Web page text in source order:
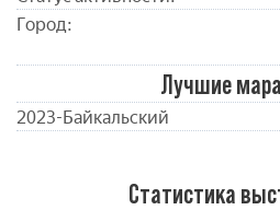
Город:
Лучшие
2023-Байкальский
Статистика